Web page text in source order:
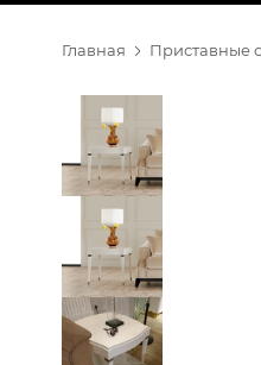
Главная Приставные